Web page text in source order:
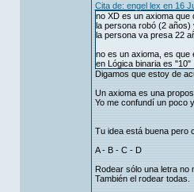
Cita de: engel lex en 16
no XD es un axioma que
la persona robó (2
la persona va presa 22
no es un axioma, es que
en Lógica binaria es "10"
Digamos que estoy de
Un axioma es una
Yo me confundí un poco
Tu idea está buena pero
A - B - C - D
Rodear sólo una letra no
También el rodear todas.